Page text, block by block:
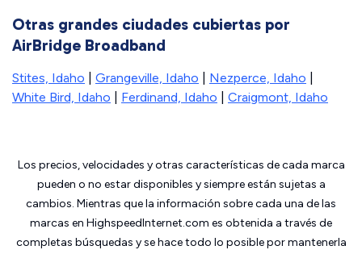
Otras grandes ciudades cubiertas por
AirBridge Broadband
Stites, Idaho Grangeville, Idaho Nezperce, Idaho
White Bird, Idaho
Ferdinand, Idaho Craigmont, Idaho
Los precios, velocidades y otras características de cada marca
pueden o no estar disponibles y siempre están sujetas a
cambios. Mientras que la información sobre cada una de las
marcas en HighspeedInternet.com es obtenida a través de
completas búsquedas y se hace todo lo posible por mantenerla